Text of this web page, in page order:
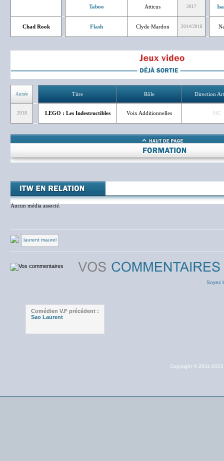
Taboo Atticus 2017
Chad Rook Flash Clyde Mardon 2014/2018
Année Titre Rôle Direction
2018 LEGO : Les Indestructibles Voix Additionnelles NC
Aucun média associé.
laurent maurel
Soyez
Comédien V.F précédent :
Sao Laurent
Copyright © 2011-